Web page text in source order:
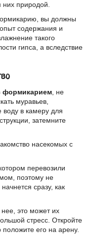
природой.
вы должны
содержания и
такого
гипса, а вследствие
формикарием , не
муравьев,
воду в камеру для
затемните
насекомых с
перевозили
поэтому не
сразу, как
это может их
стресс. Откройте
его на арену.